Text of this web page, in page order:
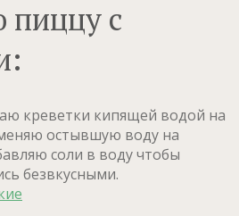
с
креветки кипящей водой на
остывшую воду на
соли в воду чтобы
безвкусными.